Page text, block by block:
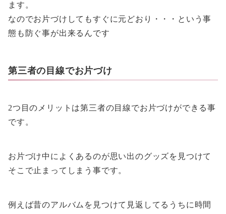
ます。
なのでお片づけしてもすぐに元どおり・・・という事
態も防ぐ事が出来るんです
第三者の目線でお片づけ
2つ目のメリットは第三者の目線でお片づけができる事
です。
お片づけ中によくあるのが思い出のグッズを見つけて
そこで止まってしまう事です。
例えば昔のアルバムを見つけて見返してるうちに時間